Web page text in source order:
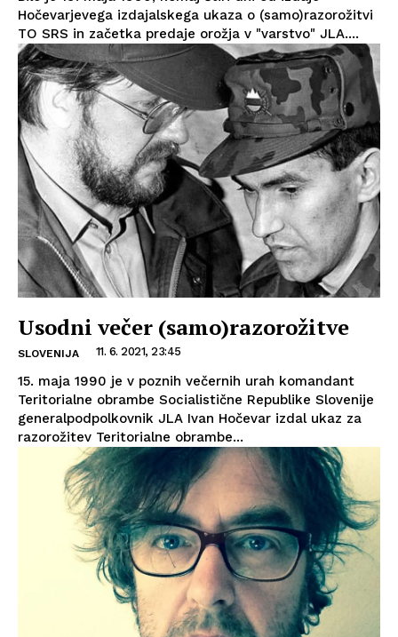
Hočevarjevega izdajalskega ukaza o (samo)razorožitvi
TO SRS in začetka predaje orožja v "varstvo" JLA....
Usodni večer (samo)razorožitve
SLOVENIJA 11. 6. 2021, 23:45
15. maja 1990 je v poznih večernih urah komandant
Teritorialne obrambe Socialistične Republike Slovenije
generalpodpolkovnik JLA Ivan Hočevar izdal ukaz za
razorožitev Teritorialne obrambe...